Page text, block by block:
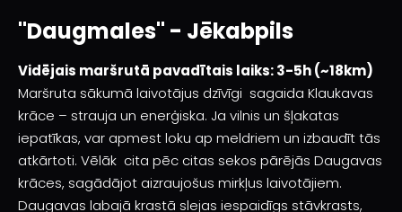
"Daugmales" - Jēkabpils
Vidējais maršrutā pavadītais laiks: 3-5h (~18km)
Maršruta sākumā laivotājus dzīvīgi sagaida Klaukavas
krāce – strauja un enerģiska. Ja vilnis un šļakatas
iepatīkas, var apmest loku ap meldriem un izbaudīt tās
atkārtoti. Vēlāk cita pēc citas sekos pārējās Daugavas
krāces, sagādājot aizraujošus mirkļus laivotājiem.
Daugavas labajā krastā slejas iespaidīgs stāvkrasts,